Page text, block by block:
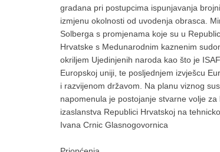
gradana pri postupcima ispunjavanja
izmjenu okolnosti od uvodenja obrasca.
Solberga s promjenama koje su u
Hrvatske s Medunarodnim kaznenim
okriljem Ujedinjenih naroda kao što je
Europskoj uniji, te posljednjem izvješcu
i razvijenom državom. Na planu viznog
napomenula je postojanje stvarne volje
izaslanstva Republici Hrvatskoj na
Ivana Crnic Glasnogovornica